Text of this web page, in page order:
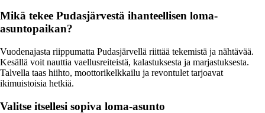
Mikä tekee Pudasjärvestä ihanteellisen loma-
asuntopaikan?
Vuodenajasta riippumatta Pudasjärvellä riittää tekemistä ja nähtävää.
Kesällä voit nauttia vaellusreiteistä, kalastuksesta ja marjastuksesta.
Talvella taas hiihto, moottorikelkkailu ja revontulet tarjoavat
ikimuistoisia hetkiä.
Valitse itsellesi sopiva loma-asunto